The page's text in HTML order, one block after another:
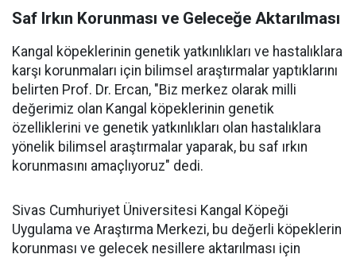
Saf Irkın Korunması ve Geleceğe Aktarılması
Kangal köpeklerinin genetik yatkınlıkları ve hastalıklara
karşı korunmaları için bilimsel araştırmalar yaptıklarını
belirten Prof. Dr. Ercan, "Biz merkez olarak milli
değerimiz olan Kangal köpeklerinin genetik
özelliklerini ve genetik yatkınlıkları olan hastalıklara
yönelik bilimsel araştırmalar yaparak, bu saf ırkın
korunmasını amaçlıyoruz" dedi.
Sivas Cumhuriyet Üniversitesi Kangal Köpeği
Uygulama ve Araştırma Merkezi, bu değerli köpeklerin
korunması ve gelecek nesillere aktarılması için